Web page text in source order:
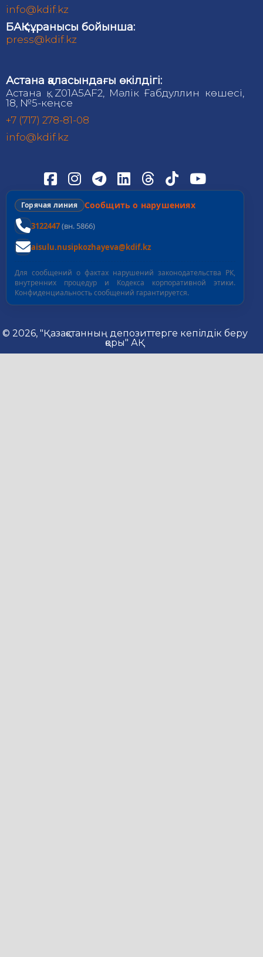
info@kdif.kz
БАҚ сұранысы бойынша:
press@kdif.kz
Астана қаласындағы өкілдігі:
Астана қ., Z01А5АF2, Мәлік Ғабдуллин көшесі,
18, №5-кеңсе
+7 (717) 278-81-08
info@kdif.kz
Горячая линия Сообщить о нарушениях
3122447(вн. 5866)
aisulu.nusipkozhayeva@kdif.kz
Для сообщений о фактах нарушений законодательства РК,
внутренних процедур и Кодекса корпоративной этики.
Конфиденциальность сообщений гарантируется.
© 2026, "Қазақстанның депозиттерге кепілдік беру
қоры" АҚ